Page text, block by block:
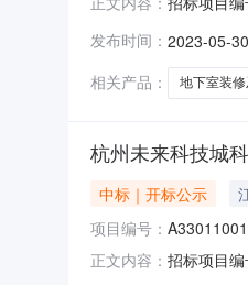
价：
发布时间： 2023-05-
相关产品：
地下室装
杭州未来科技城
中标｜开标公示
项目编号：
正文内容： 招标项目